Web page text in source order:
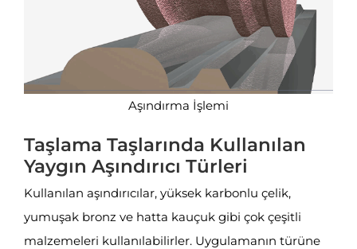
Aşındırma İşlemi
Taşlama Taşlarında Kullanılan
Yaygın Aşındırıcı Türleri
Kullanılan aşındırıcılar, yüksek karbonlu çelik,
yumuşak bronz ve hatta kauçuk gibi çok çeşitli
malzemeleri kullanılabilirler. Uygulamanın türüne